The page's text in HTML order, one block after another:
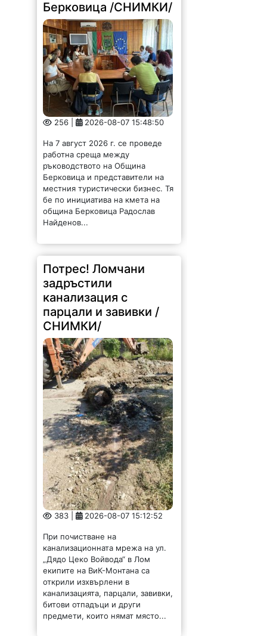
Берковица /СНИМКИ/
256 | 2026-08-07 15:48:50
На 7 август 2026 г. се проведе
работна среща между
ръководството на Община
Берковица и представители на
местния туристически бизнес. Тя
бе по инициатива на кмета на
община Берковица Радослав
Найденов...
Потрес! Ломчани
задръстили
канализация с
парцали и завивки /
СНИМКИ/
383 | 2026-08-07 15:12:52
При почистване на
канализационната мрежа на ул.
„Дядо Цеко Войвода“ в Лом
екипите на ВиК-Монтана са
открили изхвърлени в
канализацията, парцали, завивки,
битови отпадъци и други
предмети, които нямат място...